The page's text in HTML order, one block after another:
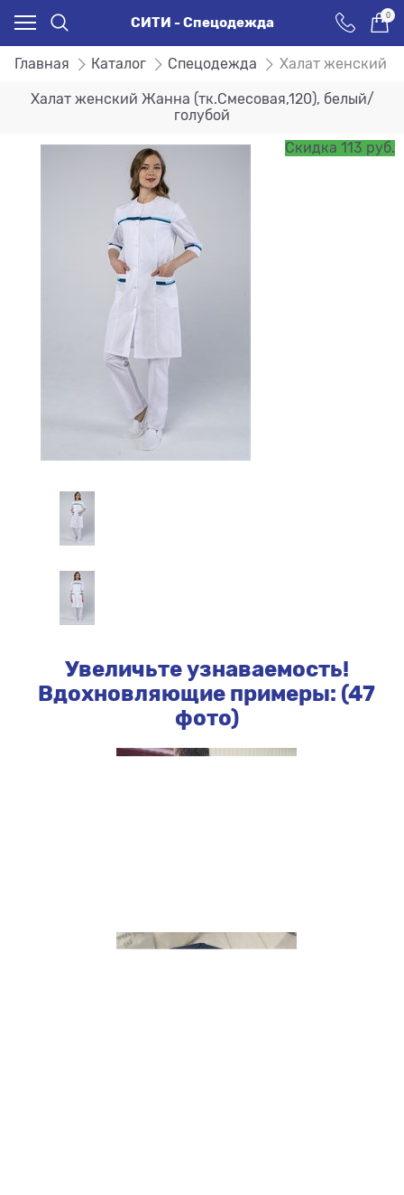
СИТИ - Спецодежда 0
Главная Каталог Спецодежда Халат женский
Халат женский Жанна (тк.Смесовая,120), белый/
голубой
Скидка 113 руб.
Увеличьте узнаваемость!
Вдохновляющие примеры: (47
фото)